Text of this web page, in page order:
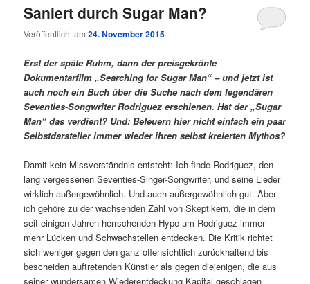
Saniert durch Sugar Man?
Veröffentlicht am24. November 2015
Erst der späte Ruhm, dann der preisgekrönte
Dokumentarfilm „Searching for Sugar Man“ – und jetzt ist
auch noch ein Buch über die Suche nach dem legendären
Seventies-Songwriter Rodriguez erschienen. Hat der „Sugar
Man“ das verdient? Und: Befeuern hier nicht einfach ein paar
Selbstdarsteller immer wieder ihren selbst kreierten Mythos?
Damit kein Missverständnis entsteht: Ich finde Rodriguez, den
lang vergessenen Seventies-Singer-Songwriter, und seine Lieder
wirklich außergewöhnlich. Und auch außergewöhnlich gut. Aber
ich gehöre zu der wachsenden Zahl von Skeptikern, die in dem
seit einigen Jahren herrschenden Hype um Rodriguez immer
mehr Lücken und Schwachstellen entdecken. Die Kritik richtet
sich weniger gegen den ganz offensichtlich zurückhaltend bis
bescheiden auftretenden Künstler als gegen diejenigen, die aus
seiner wundersamen Wiederentdeckung Kapital geschlagen